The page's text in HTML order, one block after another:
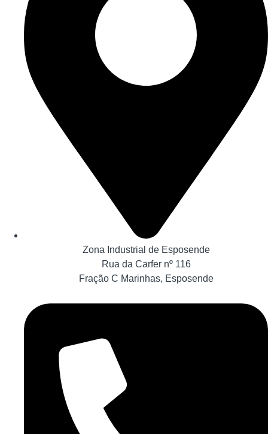
Zona Industrial de Esposende
Rua da Carfer nº 116
Fração C Marinhas, Esposende